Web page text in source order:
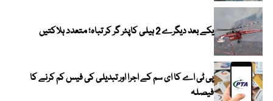
یکے بعد دیگرے 2 ہیلی کاپٹر گر کر تباہ؛ متعدد ہلاکتیں
پی ٹی اے کا ای سم کے اجرا اور تبدیلی کی فیس کم کرنے کا
فیصلہ